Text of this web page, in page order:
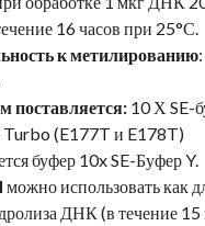
16 часов при 25°С.
к метилированию
поставляется: 10 Х SE-
Turbo (E177T и E178T)
буфер 10x SE-Буфер Y.
можно использовать как
ДНК (в течение 15